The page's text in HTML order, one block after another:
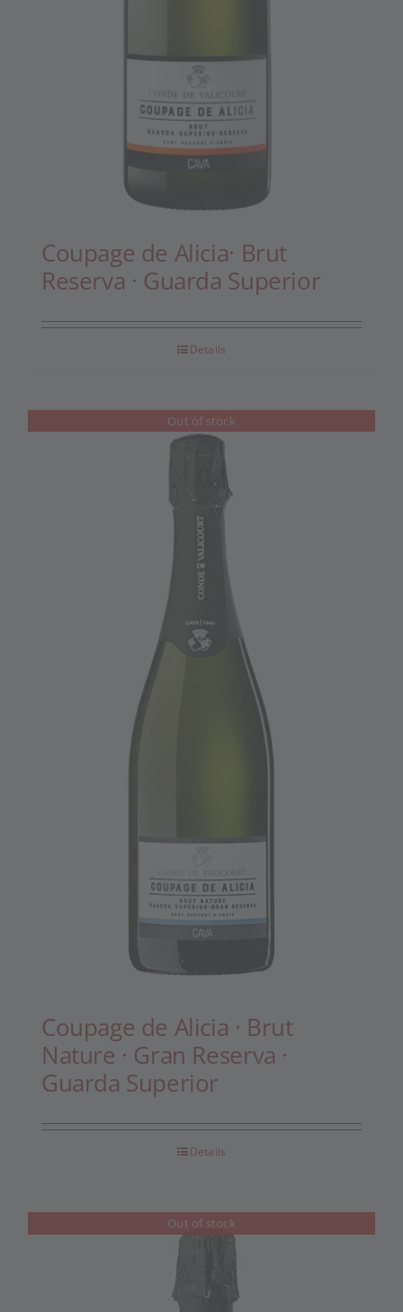
Coupage de Alicia· Brut
Reserva · Guarda Superior
Details
Out of stock
Coupage de Alicia · Brut
Nature · Gran Reserva ·
Guarda Superior
Details
Out of stock